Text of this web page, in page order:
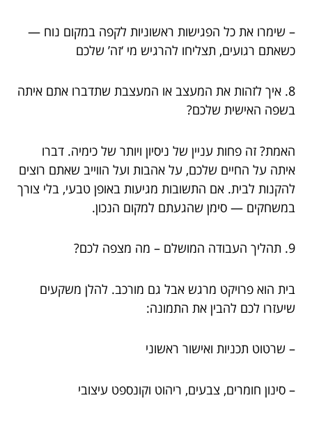
– שימרו את כל הפגישות ראשוניות לקפה במקום נוח —
כשאתם רגועים, תצליחו להרגיש מי ‘זה’ שלכם
8. איך לזהות את המעצב או המעצבת שתדברו אתם איתה
בשפה האישית שלכם?
האמת? זה פחות עניין של ניסיון ויותר של כימיה. דברו
איתה על החיים שלכם, על אהבות ועל הווייב שאתם רוצים
להקנות לבית. אם התשובות מגיעות באופן טבעי, בלי צורך
במשחקים — סימן שהגעתם למקום הנכון.
9. תהליך העבודה המושלם – מה מצפה לכם?
בית הוא פרויקט מרגש אבל גם מורכב. להלן משקעים
שיעזרו לכם להבין את התמונה:
– שרטוט תכניות ואישור ראשוני
– סינון חומרים, צבעים, ריהוט וקונספט עיצובי